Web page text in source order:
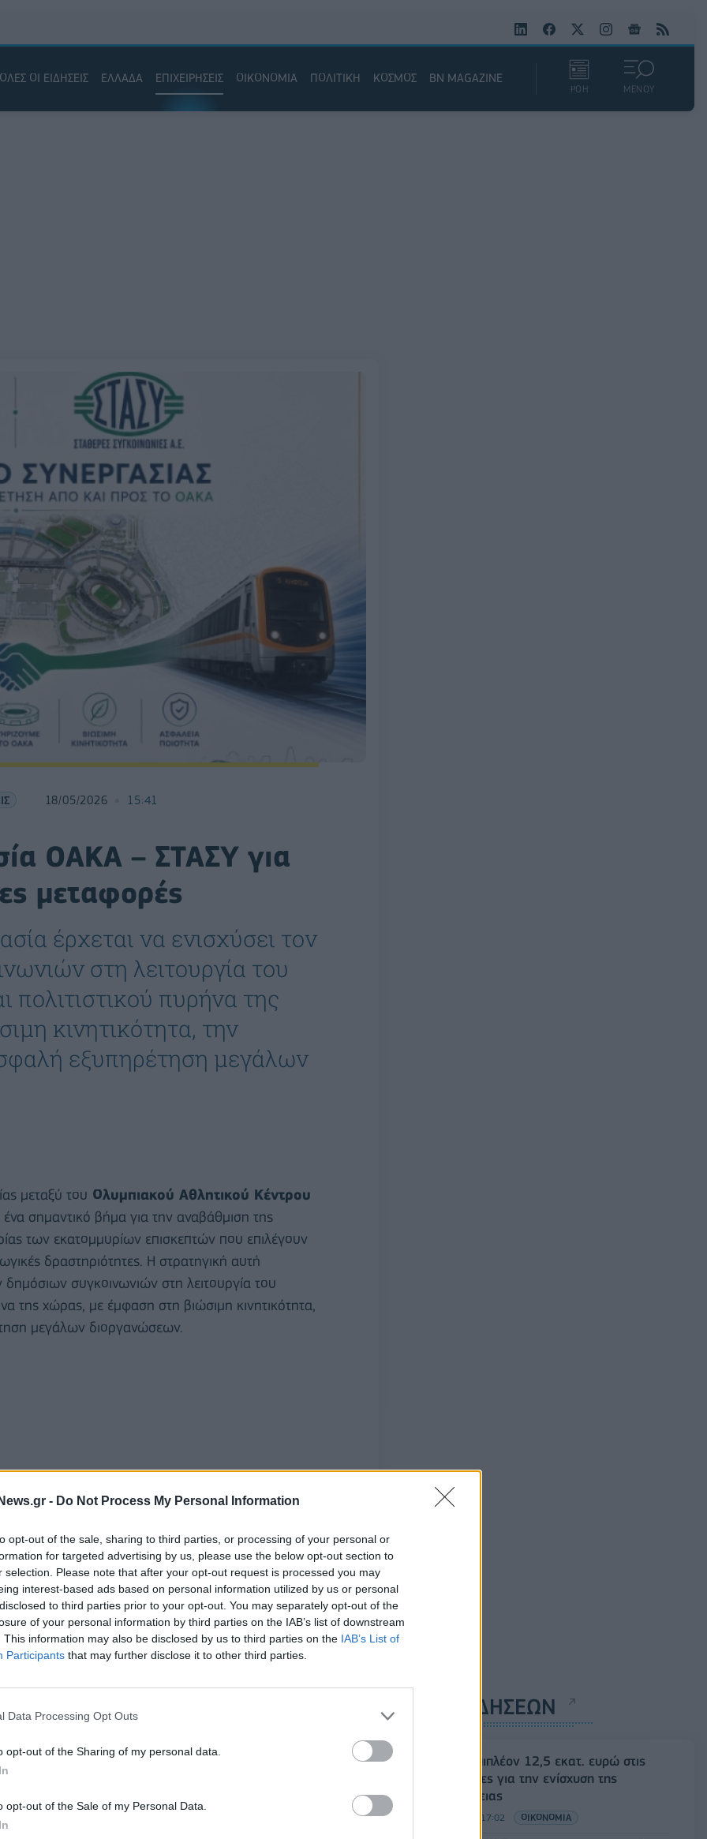
- Do Not Process My Personal Information
opt-out of the sale, sharing to third parties, or processing of your personal or
for targeted advertising by us, please use the below opt-out section to
selection. Please note that after your opt-out request is processed you may
interest-based ads based on personal information utilized by us or personal
to third parties prior to your opt-out. You may separately opt-out of the
of your personal information by third parties on the IAB’s list of downstream
This information may also be disclosed by us to third parties on the IAB’s List of
Participants that may further disclose it to other third parties.
Data Processing Opt Outs
opt-out of the Sharing of my personal data.
opt-out of the Sale of my Personal Data.
ΟΛΕΣ ΟΙ ΕΙΔΗΣΕΙΣ ΕΛΛΑΔΑ ΕΠΙΧΕΙΡΗΣΕΙΣ ΟΙΚΟΝΟΜΙΑ ΠΟΛΙΤΙΚΗ ΚΟΣΜΟΣ BN MAGAZINE
ΡΟΗ ΜΕΝΟΥ
18/05/2026 15:41
ΟΑΚΑ – ΣΤΑΣΥ για
μεταφορές
έρχεται να ενισχύσει τον
στη λειτουργία του
πολιτιστικού πυρήνα της
κινητικότητα, την
εξυπηρέτηση μεγάλων
μεταξύ του Ολυμπιακού Αθλητικού Κέντρου
ένα σημαντικό βήμα για την αναβάθμιση της
των εκατομμυρίων επισκεπτών που επιλέγουν
δραστηριότητες. Η στρατηγική αυτή
δημόσιων συγκοινωνιών στη λειτουργία του
της χώρας, με έμφαση στη βιώσιμη κινητικότητα,
μεγάλων διοργανώσεων.
κομβική του θέση και τη σύνδεσή του με τα
οδικούς άξονες της Αττικής, αποτελεί έναν
ανάγκες σε επίπεδο μεταφορών και
αποτυπώθηκε χαρακτηριστικά στη
θεατές εξυπηρετήθηκαν επιτυχώς μέσω
ρόλο των δημόσιων συγκοινωνιών στη
την ανάπτυξη σύγχρονων και
πιο λειτουργικό, ασφαλές και φιλικό
τη σύνδεση της πόλης με το κορυφαίο
ΡΟΗ ΕΙΔΗΣΕΩΝ
ΥΠΑΑΤ: Επιπλέον 12,5 εκατ. ευρώ στις
Περιφέρειες για την ενίσχυση της
βιοασφάλειας
07/08/2026 - 17:02 ΟΙΚΟΝΟΜΙΑ